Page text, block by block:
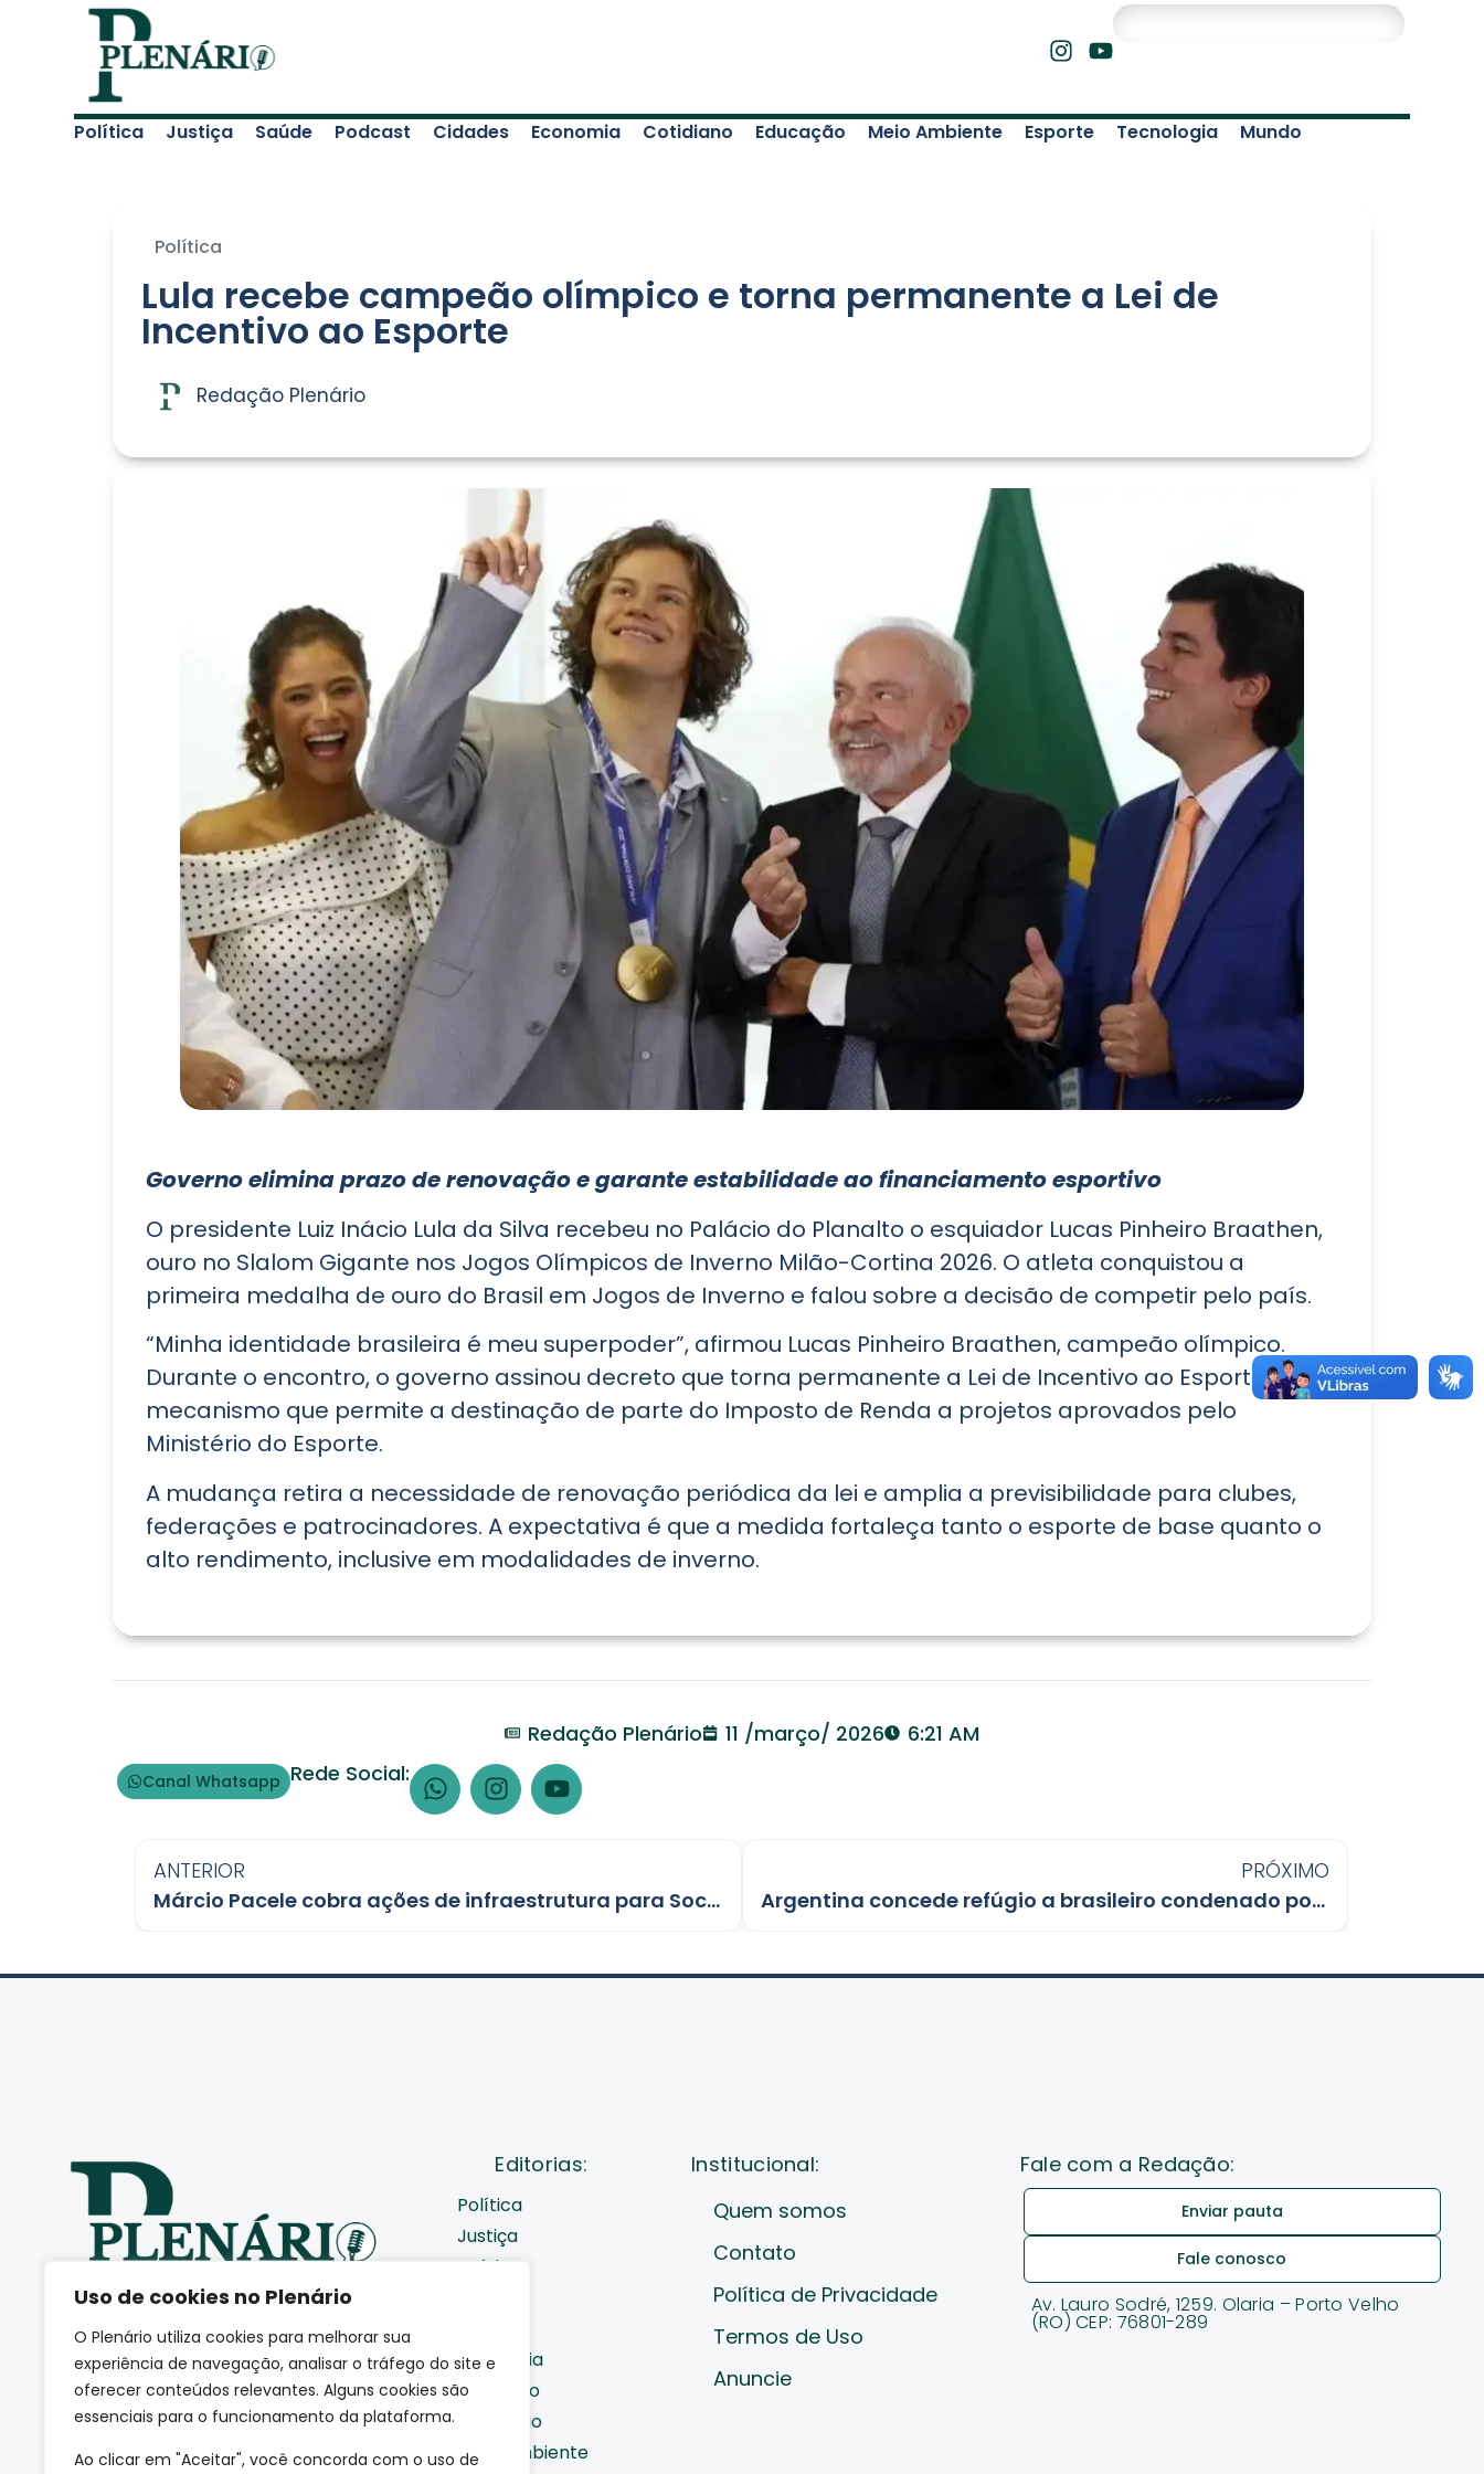
Uso de cookies no Plenário
O Plenário utiliza cookies para melhorar sua
experiência de navegação, analisar o tráfego do site e
oferecer conteúdos relevantes. Alguns cookies são
essenciais para o funcionamento da plataforma.
Ao clicar em "Aceitar", você concorda com o uso de
Política Justiça Saúde Podcast Cidades Economia Cotidiano Educação Meio Ambiente Esporte Tecnologia Mundo
Política
Lula recebe campeão olímpico e torna permanente a Lei de
Incentivo ao Esporte
Redação Plenário
Governo elimina prazo de renovação e garante estabilidade ao financiamento esportivo
O presidente Luiz Inácio Lula da Silva recebeu no Palácio do Planalto o esquiador Lucas Pinheiro Braathen,
ouro no Slalom Gigante nos Jogos Olímpicos de Inverno Milão-Cortina 2026. O atleta conquistou a
primeira medalha de ouro do Brasil em Jogos de Inverno e falou sobre a decisão de competir pelo país.
“Minha identidade brasileira é meu superpoder”, afirmou Lucas Pinheiro Braathen, campeão olímpico.
Durante o encontro, o governo assinou decreto que torna permanente a Lei de Incentivo ao Esporte,
mecanismo que permite a destinação de parte do Imposto de Renda a projetos aprovados pelo
Ministério do Esporte.
A mudança retira a necessidade de renovação periódica da lei e amplia a previsibilidade para clubes,
federações e patrocinadores. A expectativa é que a medida fortaleça tanto o esporte de base quanto o
alto rendimento, inclusive em modalidades de inverno.
Redação Plenário 11 /março/ 2026 6:21 AM
Canal Whatsapp Rede Social:
ANTERIOR
Márcio Pacele cobra ações de infraestrutura para Socialista e Porto Madero III
PRÓXIMO
Argentina concede refúgio a brasileiro condenado por atos de 8 de janeiro
Somos uma agência de
jornalismo autoral que
acompanha de perto como a
sociedade se movimenta.
(CNPJ: 66.665.801/0001-84)
Editorias:
Política
Justiça
Saúde
Economia
Cotidiano
Educação
Meio Ambiente
Institucional:
Quem somos
Contato
Política de Privacidade
Termos de Uso
Anuncie
Fale com a Redação:
Enviar pauta
Fale conosco
Av. Lauro Sodré, 1259. Olaria – Porto Velho
(RO) CEP: 76801-289